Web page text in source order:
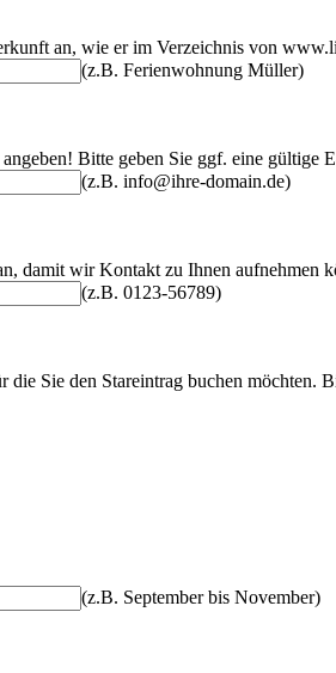
an, wie er im Verzeichnis von
(z.B. Ferienwohnung Müller)
Bitte geben Sie ggf. eine
(z.B. info@ihre-domain.de)
damit wir Kontakt zu Ihnen aufnehmen
(z.B. 0123-56789)
die Sie den Stareintrag buchen
(z.B. September bis November)